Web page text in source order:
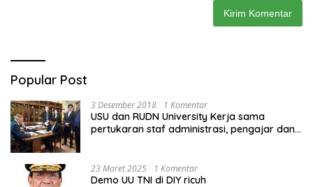
Popular Post
3 Desember 2018 1 Komentar
USU dan RUDN University Kerja sama
pertukaran staf administrasi, pengajar dan
23 Maret 2025 1 Komentar
Demo UU TNI di DIY ricuh